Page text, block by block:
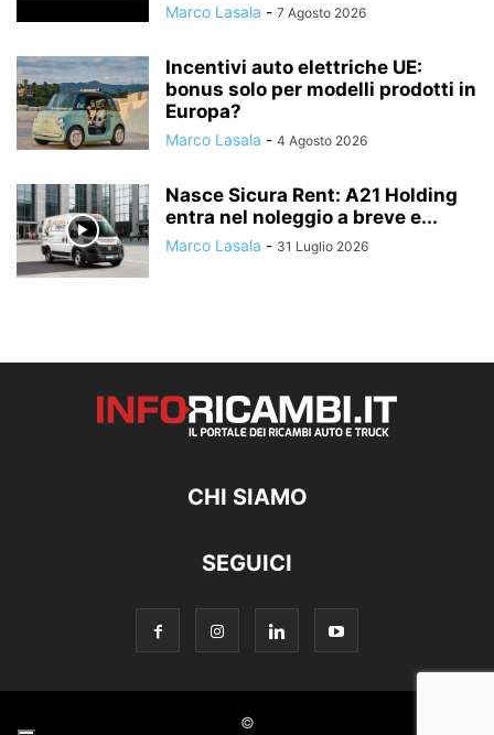
Marco Lasala - 7 Agosto 2026
Incentivi auto elettriche UE:
bonus solo per modelli prodotti in
Europa?
Marco Lasala - 4 Agosto 2026
Nasce Sicura Rent: A21 Holding
entra nel noleggio a breve e...
Marco Lasala - 31 Luglio 2026
CHI SIAMO
SEGUICI
©